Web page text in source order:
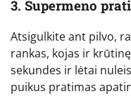
3. Supermeno
Atsigulkite ant pilvo,
rankas, kojas ir
sekundes ir lėtai
puikus pratimas